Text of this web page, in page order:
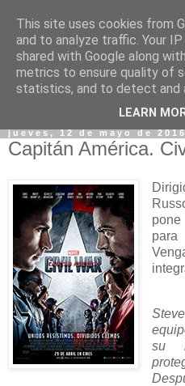
jueves, 12 de mayo de
Capitán América.
su
This site uses cookies from
and to analyze traffic. Your
shared with Google along
metrics to ensure quality of
statistics, and to detect and
LEARN